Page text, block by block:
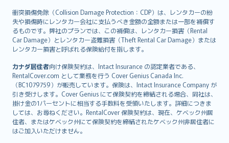
衝突損傷免除（Collision Damage Protection：CDP）は、レンタカーの紛
失や損傷時にレンタカー会社に支払うべき金額の全額または一部を補償す
るものです。弊社のプランでは、この補償は、レンタカー損害（Rental
Car Damage）とレンタカー盗難損害（Theft Rental Car Damage）または
レンタカー損害と呼ばれる保険給付を指します。
カナダ居住者向け保険契約は、Intact Insurance の認定業者である、
RentalCover.com として業務を行う Cover Genius Canada Inc.
（BC1079759）が販売しています。保険は、Intact Insurance Company が
引き受けします。Cover Genius にて保険契約を締結される場合、同社は、
掛け金の1パーセントに相当する手数料を受領いたします。詳細につきま
しては、お尋ねください。RentalCover 保険契約は、現在、ケベック州居
住者、またはケベック州にて保険契約を締結されたケベック州非居住者に
はご加入いただけません。